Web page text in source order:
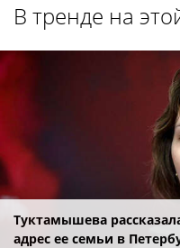
В тренде на
Туктамышева
адрес ее семьи в